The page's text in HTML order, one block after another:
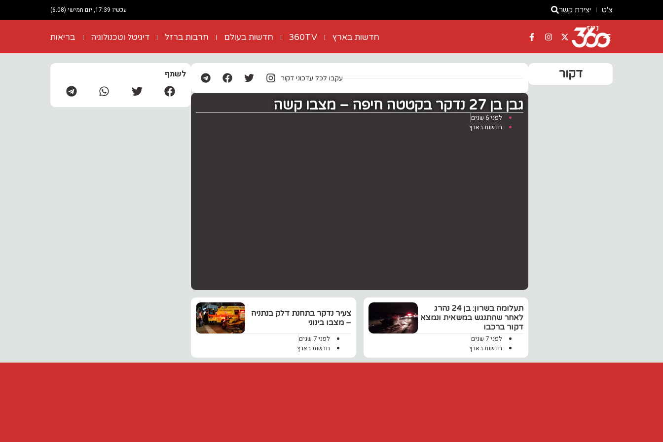
צ'ט יצירת קשר עכשיו 17:39, יום חמישי (6.08)
ניוז
חדשות בארץ 360TV חדשות בעולם חרבות ברזל דיגיטל וטכנולוגיה בריאות
דקור עקבו לכל עדכוני דקור
גבן בן 27 נדקר בקטטה חיפה – מצבו קשה
לפני 6 שנים
חדשות בארץ
תעלומה בשרון: ‏בן 24 נהרג
לאחר שהתנגש במשאית ונמצא
דקור ברכבו
לפני 7 שנים
חדשות בארץ
צעיר נדקר בתחנת דלק בנתניה
– מצבו בינוני
לפני 7 שנים
חדשות בארץ
לשתף